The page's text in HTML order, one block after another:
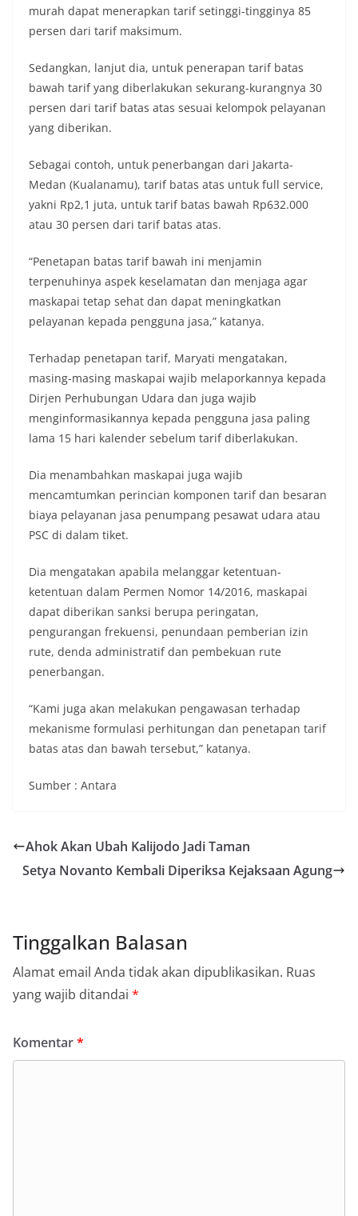
murah dapat menerapkan tarif setinggi-tingginya 85
persen dari tarif maksimum.
Sedangkan, lanjut dia, untuk penerapan tarif batas
bawah tarif yang diberlakukan sekurang-kurangnya 30
persen dari tarif batas atas sesuai kelompok pelayanan
yang diberikan.
Sebagai contoh, untuk penerbangan dari Jakarta-
Medan (Kualanamu), tarif batas atas untuk full service,
yakni Rp2,1 juta, untuk tarif batas bawah Rp632.000
atau 30 persen dari tarif batas atas.
“Penetapan batas tarif bawah ini menjamin
terpenuhinya aspek keselamatan dan menjaga agar
maskapai tetap sehat dan dapat meningkatkan
pelayanan kepada pengguna jasa,” katanya.
Terhadap penetapan tarif, Maryati mengatakan,
masing-masing maskapai wajib melaporkannya kepada
Dirjen Perhubungan Udara dan juga wajib
menginformasikannya kepada pengguna jasa paling
lama 15 hari kalender sebelum tarif diberlakukan.
Dia menambahkan maskapai juga wajib
mencamtumkan perincian komponen tarif dan besaran
biaya pelayanan jasa penumpang pesawat udara atau
PSC di dalam tiket.
Dia mengatakan apabila melanggar ketentuan-
ketentuan dalam Permen Nomor 14/2016, maskapai
dapat diberikan sanksi berupa peringatan,
pengurangan frekuensi, penundaan pemberian izin
rute, denda administratif dan pembekuan rute
penerbangan.
“Kami juga akan melakukan pengawasan terhadap
mekanisme formulasi perhitungan dan penetapan tarif
batas atas dan bawah tersebut,” katanya.
Sumber : Antara
Ahok Akan Ubah Kalijodo Jadi Taman
Setya Novanto Kembali Diperiksa Kejaksaan Agung
Tinggalkan Balasan
Alamat email Anda tidak akan dipublikasikan. Ruas
yang wajib ditandai *
Komentar*